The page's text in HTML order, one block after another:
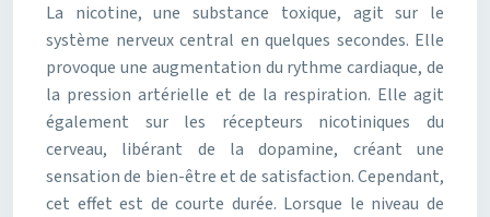
La nicotine, une substance toxique, agit sur le
système nerveux central en quelques secondes. Elle
provoque une augmentation du rythme cardiaque, de
la pression artérielle et de la respiration. Elle agit
également sur les récepteurs nicotiniques du
cerveau, libérant de la dopamine, créant une
sensation de bien-être et de satisfaction. Cependant,
cet effet est de courte durée. Lorsque le niveau de